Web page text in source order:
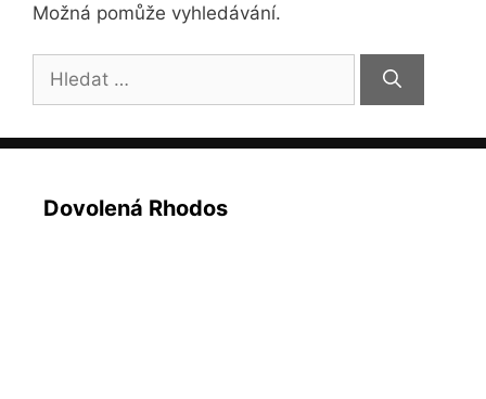
Možná pomůže vyhledávání.
Hledat:
Dovolená Rhodos